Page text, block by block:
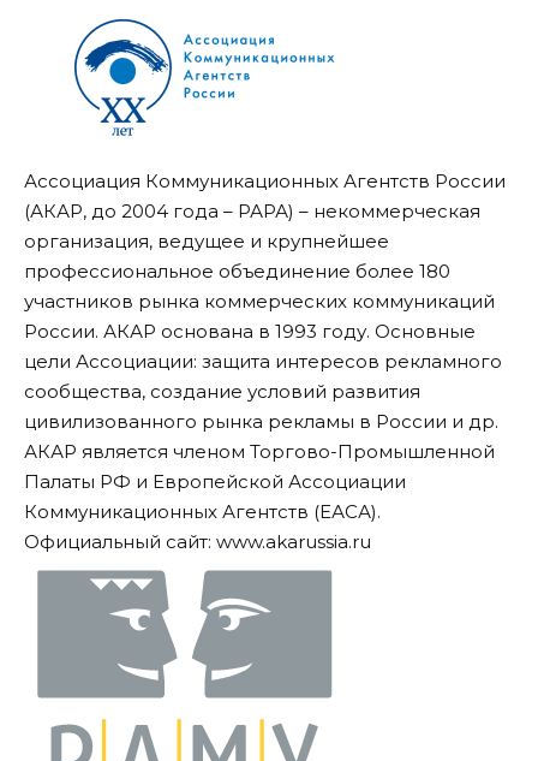
Ассоциация Коммуникационных Агентств России
(АКАР, до 2004 года – РАРА) – некоммерческая
организация, ведущее и крупнейшее
профессиональное объединение более 180
участников рынка коммерческих коммуникаций
России. АКАР основана в 1993 году. Основные
цели Ассоциации: защита интересов рекламного
сообщества, создание условий развития
цивилизованного рынка рекламы в России и др.
АКАР является членом Торгово-Промышленной
Палаты РФ и Европейской Ассоциации
Коммуникационных Агентств (ЕАСА).
Официальный сайт: www.akarussia.ru